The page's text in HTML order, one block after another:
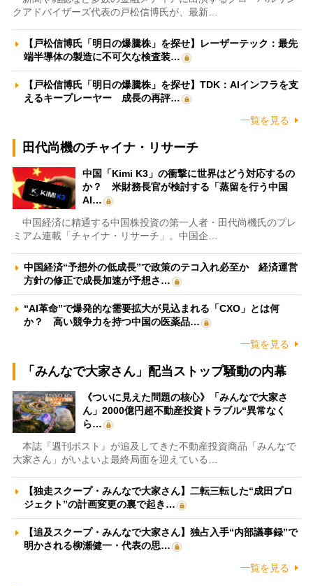
クアドバイザーズ代表の戸松信博氏が、最新…
【戸松信博氏「明日の爆騰株」を探せ】レーザーテック：最先
端半導体の製造に不可欠な検査装…
【戸松信博氏「明日の爆騰株」を探せ】TDK：AIインフラを支
えるキープレーヤー 成長の再評…
一覧を見る
田代尚機のチャイナ・リサーチ
中国「Kimi K3」の衝撃に世界はどう対応するの
か？ 米財務長官が検討する「蒸留を行う中国
AI…
中国経済に精通する中国株投資の第一人者・田代尚機氏のプレ
ミアム連載「チャイナ・リサーチ」。中国企…
中国経済“予想外の低成長”で政策のテコ入れ必至か 経済運営
方針の修正で成長加速が予想さ…
“AI革命”で爆発的な需要拡大が見込まれる「CXO」とは何
か？ 高い競争力を持つ中国の医薬品…
一覧を見る
「みんなで大家さん」配当ストップ騒動の内幕
《ついに見えた問題の核心》「みんなで大家さ
ん」2000億円超不動産投資トラブル“異常なく
ら…
本誌『週刊ポスト』が追及してきた不動産投資商品「みんなで
大家さん」がいよいよ最終局面を迎えている…
【独走スクープ・みんなで大家さん】二転三転した“成田プロ
ジェクト”の計画変更の裏で起き…
【追及スクープ・みんなで大家さん】独占入手“内部議事録”で
明かされる柳瀬健一・代表の思…
一覧を見る